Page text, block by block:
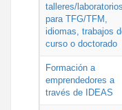
talleres/laboratorios
para TFG/TFM,
idiomas, trabajos
curso o doctorado
Formación a
emprendedores a
través de IDEAS